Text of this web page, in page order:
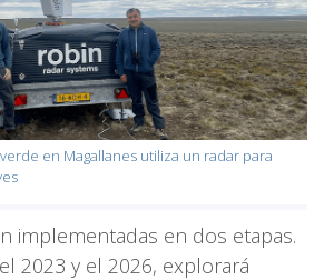
en Magallanes utiliza un radar para
implementadas en dos etapas.
2023 y el 2026, explorará